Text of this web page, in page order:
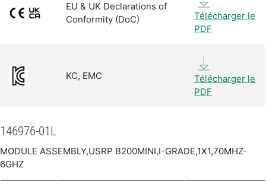
EU & UK Declarations of
Conformity (DoC)
Télécharger le
PDF
KC, EMC
Télécharger le
PDF
146976-01L
MODULE ASSEMBLY,USRP B200MINI,I-GRADE,1X1,70MHZ-
6GHZ